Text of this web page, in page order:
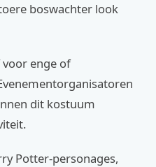
boswachter look
enge of
dit kostuum
Potter-personages,